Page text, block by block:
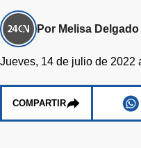
Por Melisa
Jueves, 14 de julio de 2022
COMPARTIR